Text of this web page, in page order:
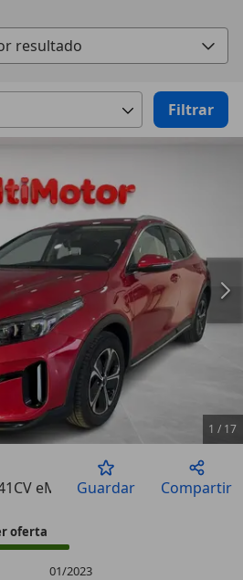
Filtrar
1 / 17
eMotionGuardar Compartir
oferta
01/2023